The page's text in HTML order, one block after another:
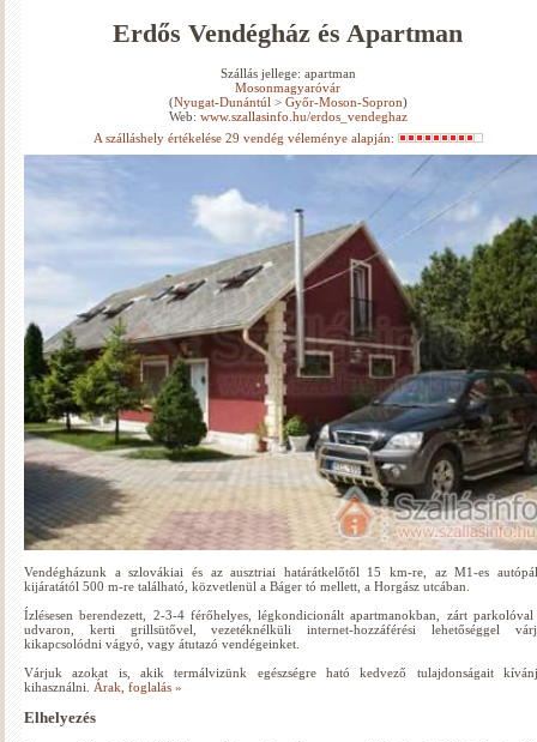
Erdős Vendégház és Apartman
Szállás jellege: apartman
Mosonmagyaróvár
(Nyugat-Dunántúl> Győr-Moson-Sopron)
Web: www.szallasinfo.hu/erdos_vendeghaz
A szálláshely értékelése 29 vendég véleménye alapján:
Vendégházunk a szlovákiai és az ausztriai határátkelőtől 15 km-re, az M1-es
kijáratától 500 m-re található, közvetlenül a Báger tó mellett, a Horgász utcában.
Ízlésesen berendezett, 2-3-4 férőhelyes, légkondicionált apartmanokban, zárt parkolóval
udvaron, kerti grillsütővel, vezetéknélküli internet-hozzáférési lehetőséggel
kikapcsolódni vágyó, vagy átutazó vendégeinket.
Várjuk azokat is, akik termálvizünk egészségre ható kedvező tulajdonságait
kihasználni. Árak, foglalás »
Elhelyezés